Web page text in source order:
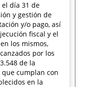
el día 31 de
y gestión de
y/o pago, así
fiscal y el
los mismos,
por los
de la
que cumplan con
en la